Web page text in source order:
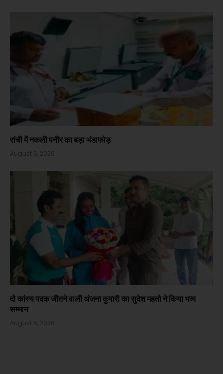
रांची में नकली पनीर का बड़ा भंडाफोड़
August 6, 2026
दो कांस्य पदक जीतने वाली अंजना कुमारी का सुदेश महतो ने किया भव्य
सम्मान
August 6, 2026